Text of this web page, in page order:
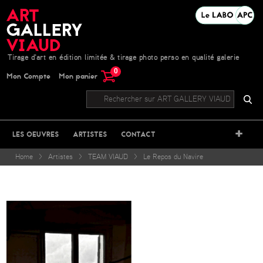
Tirage d'art en édition limitée & tirage photo perso en qualité galerie
Mon Compte Mon panier 0
LES OEUVRES ARTISTES CONTACT +
Home > Artistes > TEAM VIAUD > Le Repos du Navire